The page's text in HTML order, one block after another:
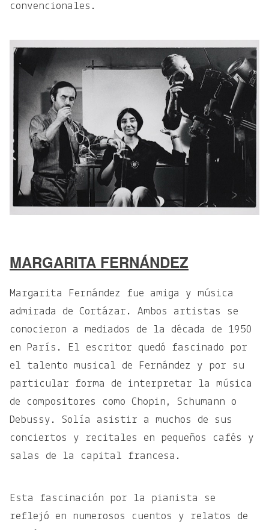
convencionales.
MARGARITA FERNÁNDEZ
Margarita Fernández fue amiga y música
admirada de Cortázar. Ambos artistas se
conocieron a mediados de la década de 1950
en París. El escritor quedó fascinado por
el talento musical de Fernández y por su
particular forma de interpretar la música
de compositores como Chopin, Schumann o
Debussy. Solía asistir a muchos de sus
conciertos y recitales en pequeños cafés y
salas de la capital francesa.
Esta fascinación por la pianista se
reflejó en numerosos cuentos y relatos de